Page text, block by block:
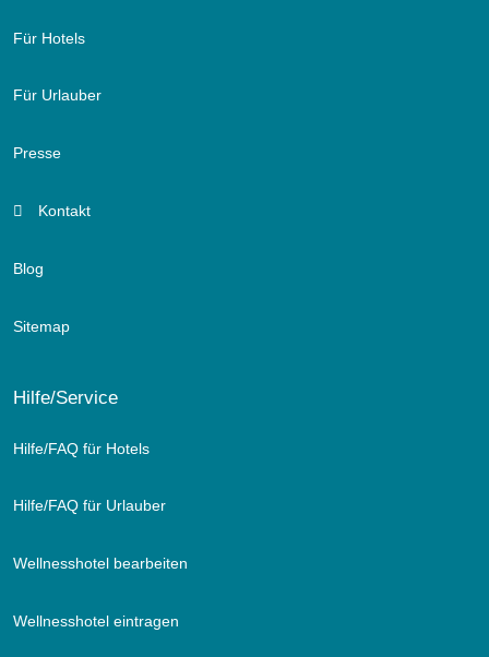
Für Hotels
Für Urlauber
Presse
Kontakt
Blog
Sitemap
Hilfe/Service
Hilfe/FAQ für Hotels
Hilfe/FAQ für Urlauber
Wellnesshotel bearbeiten
Wellnesshotel eintragen